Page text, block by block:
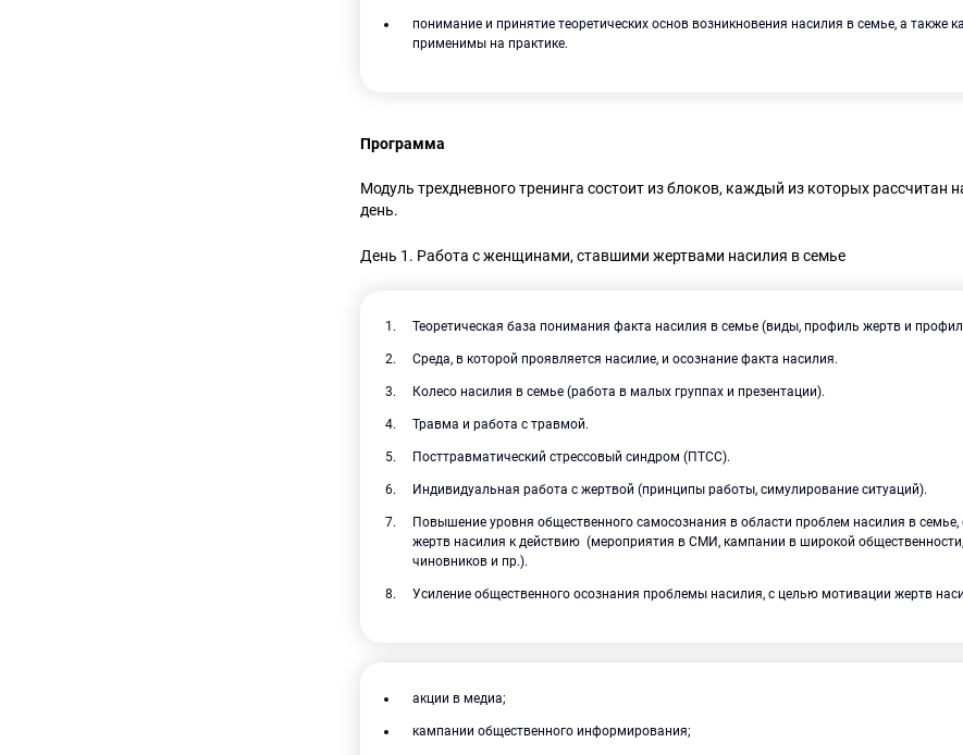
понимание и принятие теоретических основ возникновения насилия в семье, а также
применимы на практике.
Программа
Модуль трехдневного тренинга состоит из блоков, каждый из которых рассчитан
день.
День 1. Работа с женщинами, ставшими жертвами насилия в семье
Теоретическая база понимания факта насилия в семье (виды, профиль жертв и
Среда, в которой проявляется насилие, и осознание факта насилия.
Колесо насилия в семье (работа в малых группах и презентации).
Травма и работа с травмой.
Посттравматический стрессовый синдром (ПТСС).
Индивидуальная работа с жертвой (принципы работы, симулирование ситуаций).
Повышение уровня общественного самосознания в области проблем насилия в
жертв насилия к действию (мероприятия в СМИ, кампании в широкой
чиновников и пр.).
Усиление общественного осознания проблемы насилия, с целью мотивации жертв
акции в медиа;
кампании общественного информирования;